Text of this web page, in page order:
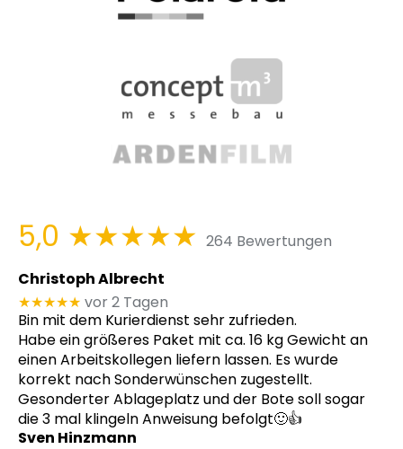
5,0 ★★★★★ 264 Bewertungen
Christoph Albrecht
★★★★★ vor 2 Tagen
Bin mit dem Kurierdienst sehr zufrieden.
Habe ein größeres Paket mit ca. 16 kg Gewicht an
einen Arbeitskollegen liefern lassen. Es wurde
korrekt nach Sonderwünschen zugestellt.
Gesonderter Ablageplatz und der Bote soll sogar
die 3 mal klingeln Anweisung befolgt🙂👍
Sven Hinzmann